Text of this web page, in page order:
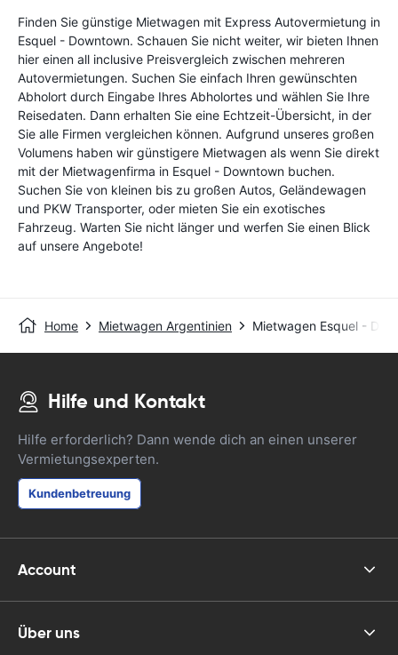
Finden Sie günstige Mietwagen mit Express Autovermietung in
Esquel - Downtown. Schauen Sie nicht weiter, wir bieten Ihnen
hier einen all inclusive Preisvergleich zwischen mehreren
Autovermietungen. Suchen Sie einfach Ihren gewünschten
Abholort durch Eingabe Ihres Abholortes und wählen Sie Ihre
Reisedaten. Dann erhalten Sie eine Echtzeit-Übersicht, in der
Sie alle Firmen vergleichen können. Aufgrund unseres großen
Volumens haben wir günstigere Mietwagen als wenn Sie direkt
mit der Mietwagenfirma in Esquel - Downtown buchen.
Suchen Sie von kleinen bis zu großen Autos, Geländewagen
und PKW Transporter, oder mieten Sie ein exotisches
Fahrzeug. Warten Sie nicht länger und werfen Sie einen Blick
auf unsere Angebote!
Home Mietwagen Argentinien Mietwagen Esquel -
Hilfe und Kontakt
Hilfe erforderlich? Dann wende dich an einen unserer
Vermietungsexperten.
Kundenbetreuung
Account
Über uns